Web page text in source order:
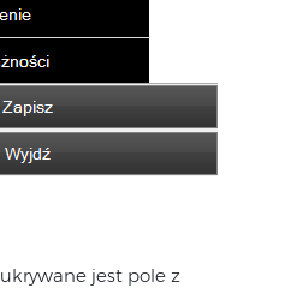
ukrywane jest pole z